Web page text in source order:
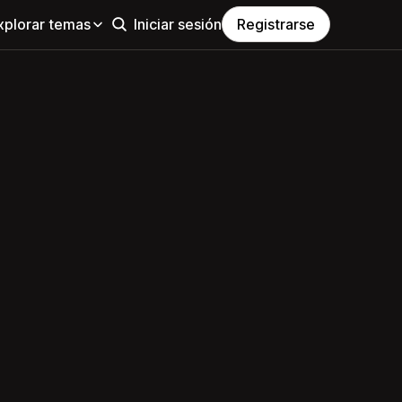
temas Iniciar sesión Registrarse